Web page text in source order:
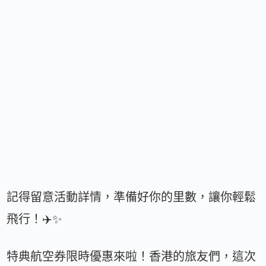
記得留意活動詳情，準備好你的里數，讓你輕鬆
飛行！✈️✨
特典航空券限時優惠來啦！香港的旅友們，這次